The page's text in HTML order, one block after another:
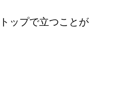
ップで立つことが